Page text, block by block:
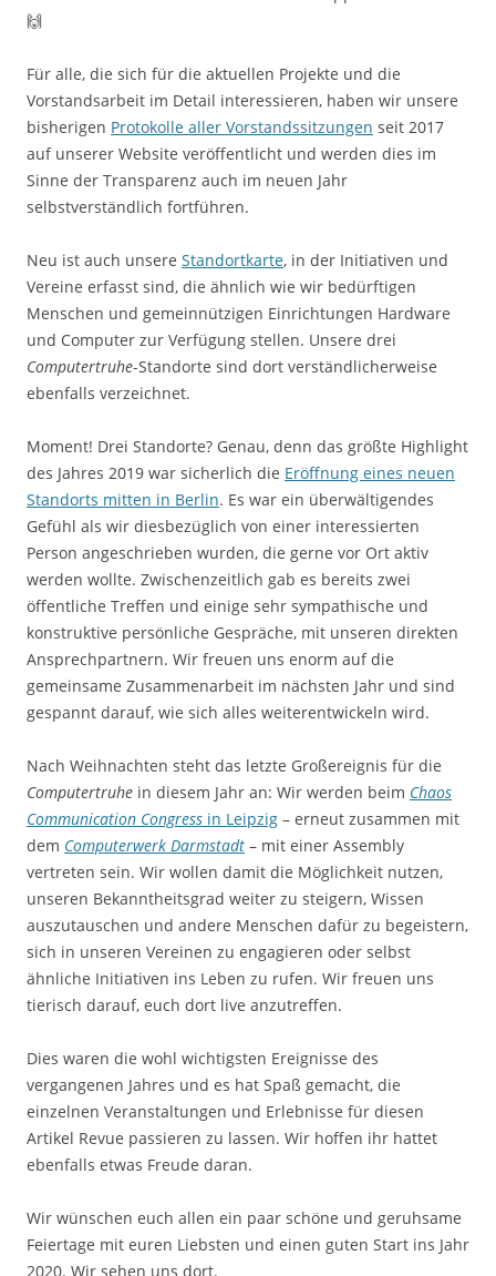
🙌
Für alle, die sich für die aktuellen Projekte und die
Vorstandsarbeit im Detail interessieren, haben wir unsere
bisherigen Protokolle aller Vorstandssitzungen seit 2017
auf unserer Website veröffentlicht und werden dies im
Sinne der Transparenz auch im neuen Jahr
selbstverständlich fortführen.
Neu ist auch unsere Standortkarte, in der Initiativen und
Vereine erfasst sind, die ähnlich wie wir bedürftigen
Menschen und gemeinnützigen Einrichtungen Hardware
und Computer zur Verfügung stellen. Unsere drei
Computertruhe-Standorte sind dort verständlicherweise
ebenfalls verzeichnet.
Moment! Drei Standorte? Genau, denn das größte Highlight
des Jahres 2019 war sicherlich die Eröffnung eines neuen
Standorts mitten in Berlin. Es war ein überwältigendes
Gefühl als wir diesbezüglich von einer interessierten
Person angeschrieben wurden, die gerne vor Ort aktiv
werden wollte. Zwischenzeitlich gab es bereits zwei
öffentliche Treffen und einige sehr sympathische und
konstruktive persönliche Gespräche, mit unseren direkten
Ansprechpartnern. Wir freuen uns enorm auf die
gemeinsame Zusammenarbeit im nächsten Jahr und sind
gespannt darauf, wie sich alles weiterentwickeln wird.
Nach Weihnachten steht das letzte Großereignis für die
Computertruhe in diesem Jahr an: Wir werden beim Chaos
Communication Congress in Leipzig – erneut zusammen mit
dem Computerwerk Darmstadt – mit einer Assembly
vertreten sein. Wir wollen damit die Möglichkeit nutzen,
unseren Bekanntheitsgrad weiter zu steigern, Wissen
auszutauschen und andere Menschen dafür zu begeistern,
sich in unseren Vereinen zu engagieren oder selbst
ähnliche Initiativen ins Leben zu rufen. Wir freuen uns
tierisch darauf, euch dort live anzutreffen.
Dies waren die wohl wichtigsten Ereignisse des
vergangenen Jahres und es hat Spaß gemacht, die
einzelnen Veranstaltungen und Erlebnisse für diesen
Artikel Revue passieren zu lassen. Wir hoffen ihr hattet
ebenfalls etwas Freude daran.
Wir wünschen euch allen ein paar schöne und geruhsame
Feiertage mit euren Liebsten und einen guten Start ins Jahr
2020. Wir sehen uns dort.